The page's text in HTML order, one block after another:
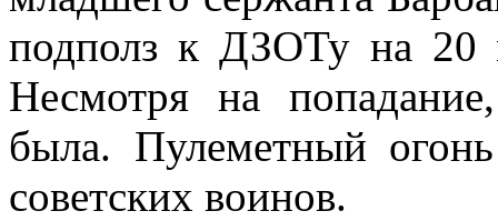
подполз к ДЗОТу на 20
Несмотря на
была. Пулеметный
советских воинов.